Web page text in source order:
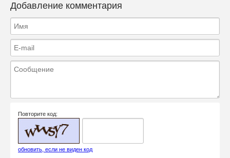
Добавление комментария
Повторите код:
обновить, если не виден код